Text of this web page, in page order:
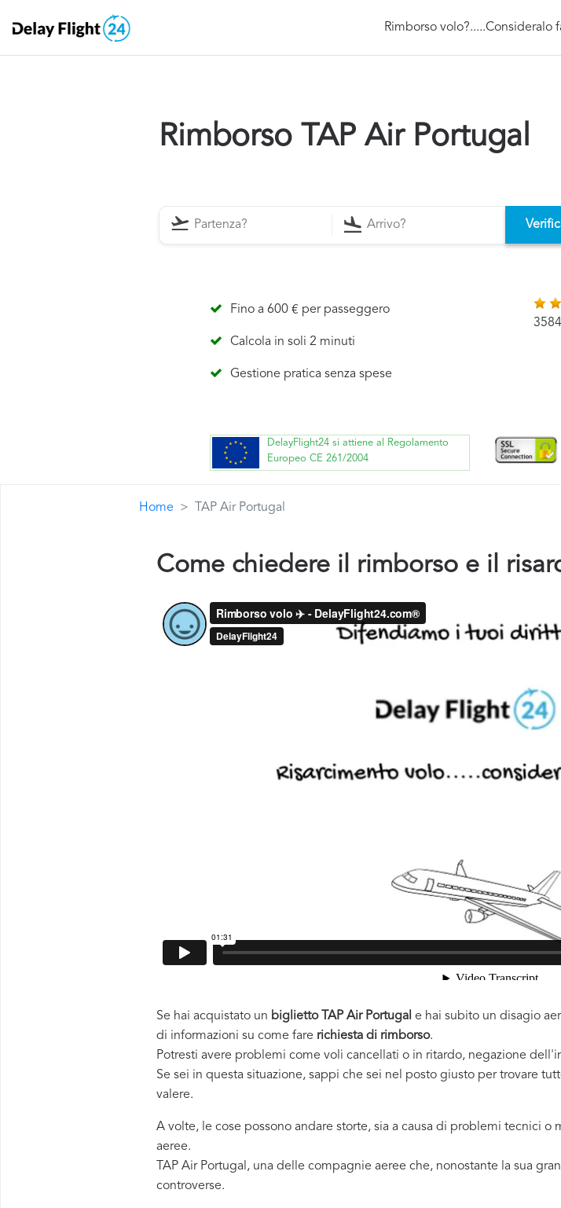
Rimborso volo?.....Consideralo
Rimborso TAP Air Portugal
Fino a 600 € per passeggero
Calcola in soli 2 minuti
Gestione pratica senza spese
DelayFlight24 si attiene al Regolamento
Europeo CE 261/2004
Home TAP Air Portugal
Come chiedere il rimborso e il
Se hai acquistato un biglietto TAP Air Portugal e hai subito un disagio
di informazioni su come fare richiesta di rimborso.
Potresti avere problemi come voli cancellati o in ritardo, negazione
Se sei in questa situazione, sappi che sei nel posto giusto per trovare
valere.
A volte, le cose possono andare storte, sia a causa di problemi tecnici
aeree.
TAP Air Portugal, una delle compagnie aeree che, nonostante la sua
controverse.